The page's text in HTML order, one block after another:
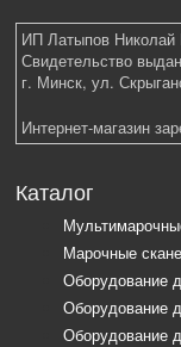
ИП Латыпов Николай
Свидетельство
г. Минск, ул.
Интернет-магазин
Каталог
Марочные
Оборудование
Оборудование
Оборудование